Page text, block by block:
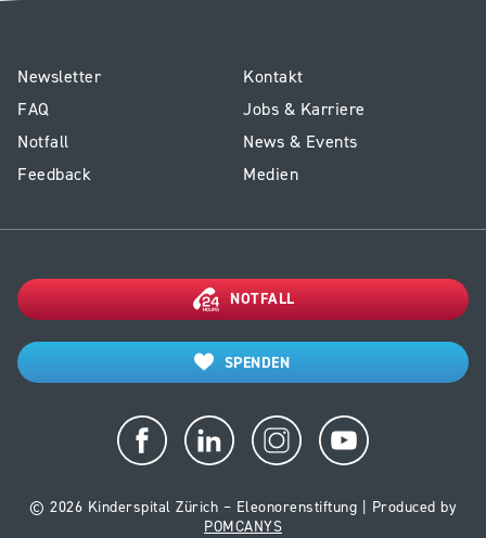
E1
-
Footer
Kinderspital
Newsletter
FAQ
Notfall
Feedback
Service
Kinderspital
Kontakt
Jobs & Karriere
News & Events
Medien
NOTFALL
SPENDEN
© 2026 Kinderspital Zürich – Eleonorenstiftung | Produced by
POMCANYS